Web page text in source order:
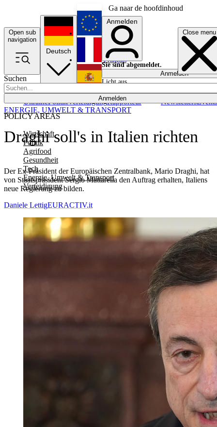
Ga naar de hoofdinhoud
Open sub
navigation
Close menu
Suchen
Anmelden
POLICY AREAS
Wirtschaft
Politik
Agrifood
Gesundheit
Tech
Energie, Umwelt & Transport
Verteidigung
UkrainePolitikVerteidigungRapporteur NewslettersEvents
Deutsch
English
Français
Anmelden
Sie sind abgemeldet.
Anmelden
Licht aus
Draghi soll's in Italien richten
Der Ex-Präsident der Europäischen Zentralbank, Mario Draghi, hat
von Staatspräsident Sergio Mattarella den Auftrag erhalten, Italiens
neue Regierung zu bilden.
ENERGIE, UMWELT & TRANSPORT
Daniele LettigEURACTIV.it